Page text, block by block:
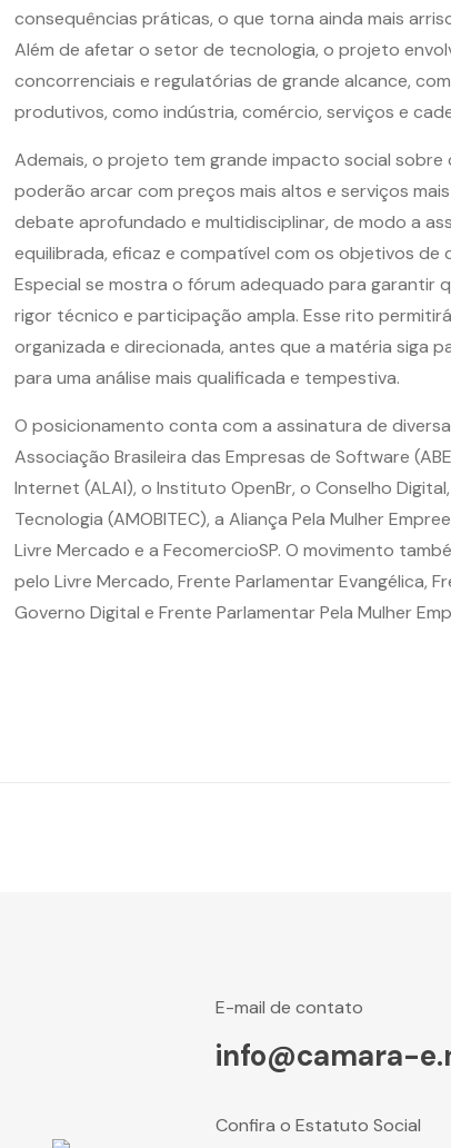
consequências práticas, o que torna ainda mais
Além de afetar o setor de tecnologia, o projeto
concorrenciais e regulatórias de grande alcance,
produtivos, como indústria, comércio, serviços e
Ademais, o projeto tem grande impacto social sobre
poderão arcar com preços mais altos e serviços
debate aprofundado e multidisciplinar, de modo a
equilibrada, eficaz e compatível com os objetivos de
Especial se mostra o fórum adequado para garantir
rigor técnico e participação ampla. Esse rito
organizada e direcionada, antes que a matéria siga
para uma análise mais qualificada e tempestiva.
O posicionamento conta com a assinatura de
Associação Brasileira das Empresas de Software
Internet (ALAI), o Instituto OpenBr, o Conselho
Tecnologia (AMOBITEC), a Aliança Pela Mulher
Livre Mercado e a FecomercioSP. O movimento
pelo Livre Mercado, Frente Parlamentar Evangélica,
Governo Digital e Frente Parlamentar Pela Mulher
E-mail de contato
info@camara-
Confira o Estatuto Social